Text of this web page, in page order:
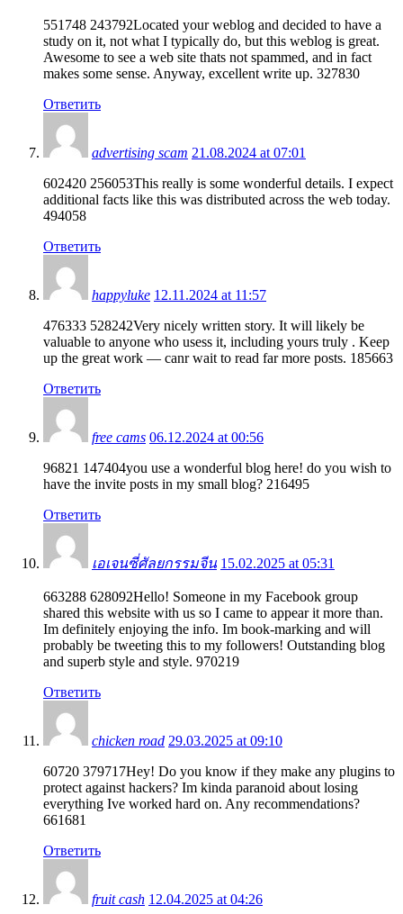
551748 243792Located your weblog and decided to have a
study on it, not what I typically do, but this weblog is great.
Awesome to see a web site thats not spammed, and in fact
makes some sense. Anyway, excellent write up. 327830
Ответить
advertising scam 21.08.2024 at 07:01
602420 256053This really is some wonderful details. I expect
additional facts like this was distributed across the web today.
494058
Ответить
happyluke 12.11.2024 at 11:57
476333 528242Very nicely written story. It will likely be
valuable to anyone who usess it, including yours truly . Keep
up the great work — canr wait to read far more posts. 185663
Ответить
free cams 06.12.2024 at 00:56
96821 147404you use a wonderful blog here! do you wish to
have the invite posts in my small blog? 216495
Ответить
เอเจนซี่ศัลยกรรมจีน 15.02.2025 at 05:31
663288 628092Hello! Someone in my Facebook group
shared this website with us so I came to appear it more than.
Im definitely enjoying the info. Im book-marking and will
probably be tweeting this to my followers! Outstanding blog
and superb style and style. 970219
Ответить
chicken road 29.03.2025 at 09:10
60720 379717Hey! Do you know if they make any plugins to
protect against hackers? Im kinda paranoid about losing
everything Ive worked hard on. Any recommendations?
661681
Ответить
fruit cash 12.04.2025 at 04:26